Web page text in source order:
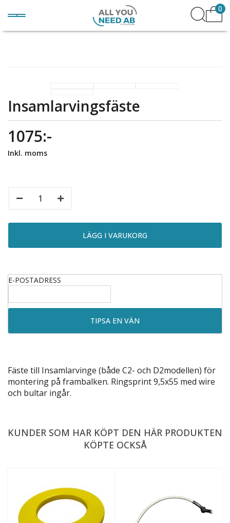
0
Insamlarvingsfäste
1075:-
Inkl. moms
E-POSTADRESS
Fäste till Insamlarvinge (både C2- och D2modellen) för
montering på frambalken. Ringsprint 9,5x55 med wire
och bultar ingår.
KUNDER SOM HAR KÖPT DEN HÄR PRODUKTEN
KÖPTE OCKSÅ